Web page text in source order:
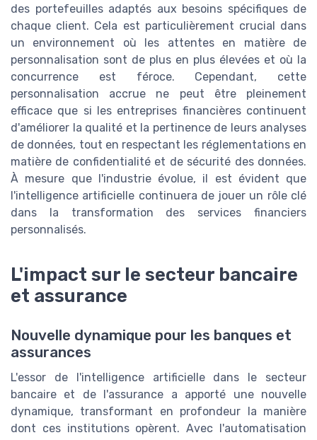
des portefeuilles adaptés aux besoins spécifiques de
chaque client. Cela est particulièrement crucial dans
un environnement où les attentes en matière de
personnalisation sont de plus en plus élevées et où la
concurrence est féroce. Cependant, cette
personnalisation accrue ne peut être pleinement
efficace que si les entreprises financières continuent
d'améliorer la qualité et la pertinence de leurs analyses
de données, tout en respectant les réglementations en
matière de confidentialité et de sécurité des données.
À mesure que l'industrie évolue, il est évident que
l'intelligence artificielle continuera de jouer un rôle clé
dans la transformation des services financiers
personnalisés.
L'impact sur le secteur bancaire
et assurance
Nouvelle dynamique pour les banques et
assurances
L'essor de l'intelligence artificielle dans le secteur
bancaire et de l'assurance a apporté une nouvelle
dynamique, transformant en profondeur la manière
dont ces institutions opèrent. Avec l'automatisation